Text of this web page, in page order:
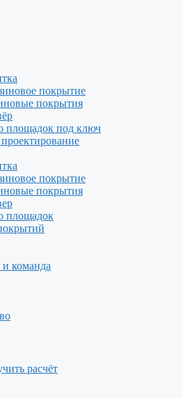
покрытие
покрытия
площадок под ключ
покрытие
покрытия
площадок
команда
расчёт